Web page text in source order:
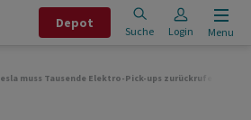
Depot
Suche Login Menu
muss Tausende Elektro-Pick-ups zurückrufen